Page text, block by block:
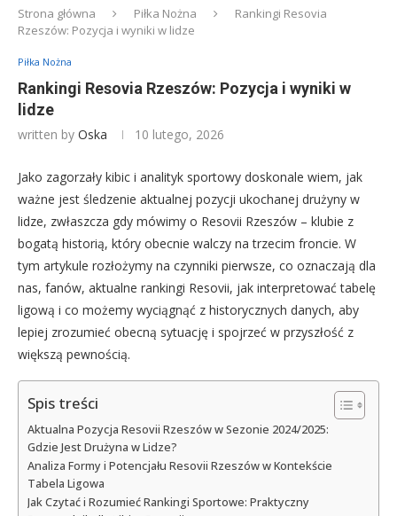
Strona główna Piłka Nożna
Rankingi Resovia
Rzeszów: Pozycja i wyniki w lidze
Piłka Nożna
Rankingi Resovia Rzeszów: Pozycja i wyniki w
lidze
written by Oska 10 lutego, 2026
Jako zagorzały kibic i analityk sportowy doskonale wiem, jak
ważne jest śledzenie aktualnej pozycji ukochanej drużyny w
lidze, zwłaszcza gdy mówimy o Resovii Rzeszów – klubie z
bogatą historią, który obecnie walczy na trzecim froncie. W
tym artykule rozłożymy na czynniki pierwsze, co oznaczają dla
nas, fanów, aktualne rankingi Resovii, jak interpretować tabelę
ligową i co możemy wyciągnąć z historycznych danych, aby
lepiej zrozumieć obecną sytuację i spojrzeć w przyszłość z
większą pewnością.
Spis treści
Aktualna Pozycja Resovii Rzeszów w Sezonie 2024/2025:
Gdzie Jest Drużyna w Lidze?
Analiza Formy i Potencjału Resovii Rzeszów w Kontekście
Tabela Ligowa
Jak Czytać i Rozumieć Rankingi Sportowe: Praktyczny